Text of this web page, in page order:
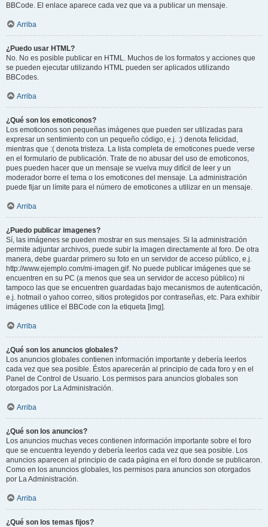
BBCode. El enlace aparece cada vez que va a publicar un mensaje.
Arriba
¿Puedo usar HTML?
No. No es posible publicar en HTML. Muchos de los formatos y acciones que
se pueden ejecutar utilizando HTML pueden ser aplicados utilizando
BBCodes.
Arriba
¿Qué son los emoticonos?
Los emoticonos son pequeñas imágenes que pueden ser utilizadas para
expresar un sentimiento con un pequeño código, e.j. :) denota felicidad,
mientras que :( denota tristeza. La lista completa de emoticones puede verse
en el formulario de publicación. Trate de no abusar del uso de emoticonos,
pues pueden hacer que un mensaje se vuelva muy difícil de leer y un
moderador borre el tema o los emoticones del mensaje. La administración
puede fijar un límite para el número de emoticones a utilizar en un mensaje.
Arriba
¿Puedo publicar imagenes?
Sí, las imágenes se pueden mostrar en sus mensajes. Si la administración
permite adjuntar archivos, puede subir la imagen directamente al foro. De otra
manera, debe guardar primero su foto en un servidor de acceso público, e.j.
http://www.ejemplo.com/mi-imagen.gif. No puede publicar imágenes que se
encuentren en su PC (a menos que sea un servidor de acceso público) ni
tampoco las que se encuentren guardadas bajo mecanismos de autenticación,
e.j. hotmail o yahoo correo, sitios protegidos por contraseñas, etc. Para exhibir
imágenes utilice el BBCode con la etiqueta [img].
Arriba
¿Qué son los anuncios globales?
Los anuncios globales contienen información importante y debería leerlos
cada vez que sea posible. Éstos aparecerán al principio de cada foro y en el
Panel de Control de Usuario. Los permisos para anuncios globales son
otorgados por La Administración.
Arriba
¿Qué son los anuncios?
Los anuncios muchas veces contienen información importante sobre el foro
que se encuentra leyendo y debería leerlos cada vez que sea posible. Los
anuncios aparecen al principio de cada página en el foro donde se publicaron.
Como en los anuncios globales, los permisos para anuncios son otorgados
por La Administración.
Arriba
¿Qué son los temas fijos?